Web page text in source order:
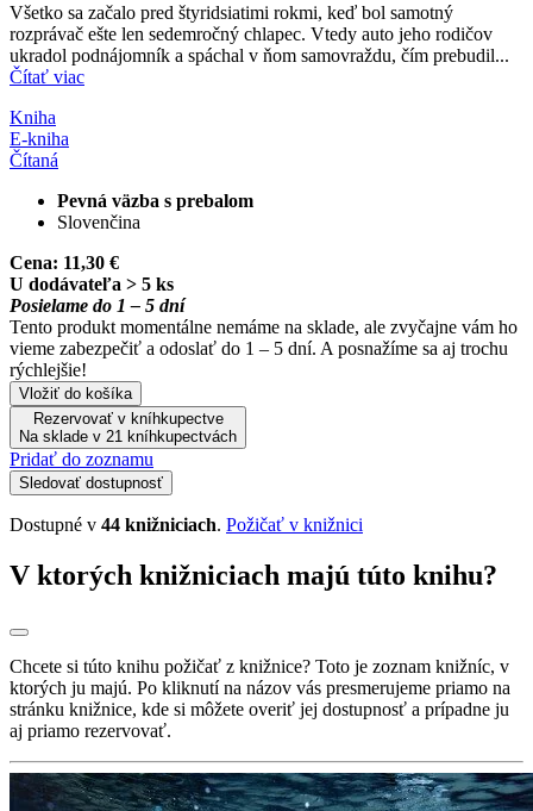
Všetko sa začalo pred štyridsiatimi rokmi, keď bol samotný
rozprávač ešte len sedemročný chlapec. Vtedy auto jeho rodičov
ukradol podnájomník a spáchal v ňom samovraždu, čím prebudil...
Čítať viac
Kniha
E-kniha
Čítaná
Pevná väzba s prebalom
Slovenčina
Cena: 11,30 €
U dodávateľa > 5 ks
Posielame do 1 – 5 dní
Tento produkt momentálne nemáme na sklade, ale zvyčajne vám ho
vieme zabezpečiť a odoslať do 1 – 5 dní. A posnažíme sa aj trochu
rýchlejšie!
Vložiť do košíka
Rezervovať v kníhkupectve
Na sklade v 21 kníhkupectvách
Pridať do zoznamu
Sledovať dostupnosť
Dostupné v 44 knižniciach. Požičať v knižnici
V ktorých knižniciach majú túto knihu?
Chcete si túto knihu požičať z knižnice? Toto je zoznam knižníc, v
ktorých ju majú. Po kliknutí na názov vás presmerujeme priamo na
stránku knižnice, kde si môžete overiť jej dostupnosť a prípadne ju
aj priamo rezervovať.